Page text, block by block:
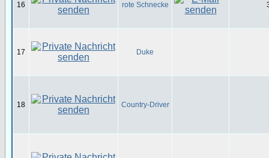
16 rote Schnecke
17 Duke
18 Country-Driver